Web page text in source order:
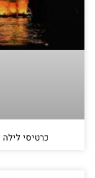
כרטיסי